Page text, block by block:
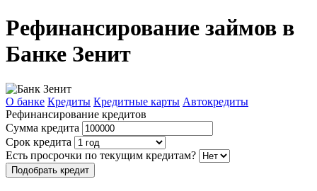
Рефинансирование займов в
Банке Зенит
О банке Кредиты Кредитные карты Автокредиты
Рефинансирование кредитов
Сумма кредита
Срок кредита
Есть просрочки по текущим кредитам?
Подобрать кредит